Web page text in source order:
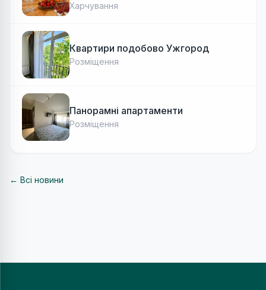
Харчування
Квартири подобово Ужгород
Розміщення
Панорамні апартаменти
Розміщення
← Всі новини